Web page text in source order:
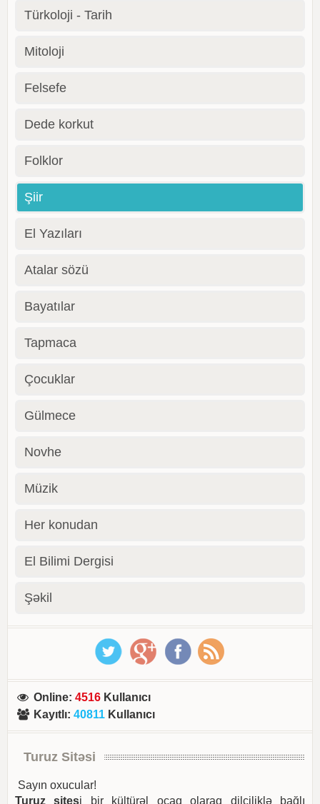
Türkoloji - Tarih
Mitoloji
Felsefe
Dede korkut
Folklor
Şiir
El Yazıları
Atalar sözü
Bayatılar
Tapmaca
Çocuklar
Gülmece
Novhe
Müzik
Her konudan
El Bilimi Dergisi
Şəkil
Online:4516 Kullanıcı
Kayıtlı:40811 Kullanıcı
Turuz Sitəsi
Sayın oxucular!
Turuz sitesi bir kültürəl ocaq olaraq dilçiliklə bağlı